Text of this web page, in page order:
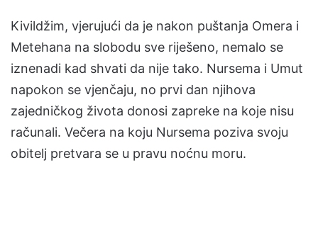
Kivildžim, vjerujući da je nakon puštanja Omera i
Metehana na slobodu sve riješeno, nemalo se
iznenadi kad shvati da nije tako. Nursema i Umut
napokon se vjenčaju, no prvi dan njihova
zajedničkog života donosi zapreke na koje nisu
računali. Večera na koju Nursema poziva svoju
obitelj pretvara se u pravu noćnu moru.